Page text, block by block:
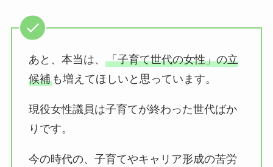
あと、本当は、 「子育て世代の女性」の立
候補も増えてほしいと思っています。
現役女性議員は子育てが終わった世代ばか
りです。
今の時代の、子育てやキャリア形成の苦労